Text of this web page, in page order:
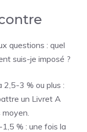
questions : quel
suis-je imposé ?
3 % ou plus :
un Livret A
% : une fois la